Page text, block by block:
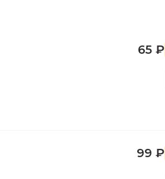
65 ₽
99 ₽